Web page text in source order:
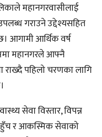
महानगरवासीलाई
गराउने उद्देश्यसहित
आगामी आर्थिक वर्ष
महानगरले आफ्नै
राख्दै पहिलो चरणका लागि
सेवा विस्तार, विपन्न
र आकस्मिक सेवाको